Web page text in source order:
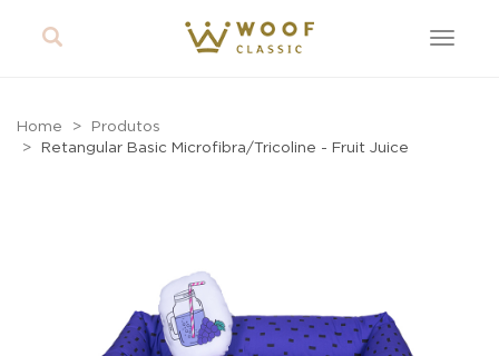
Toggle
Home
Produtos
Retangular Basic Microfibra/Tricoline - Fruit Juice